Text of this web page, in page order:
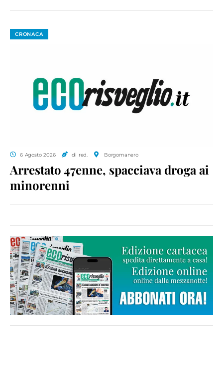
CRONACA
6 Agosto 2026 di red. Borgomanero
Arrestato 47enne, spacciava droga ai
minorenni